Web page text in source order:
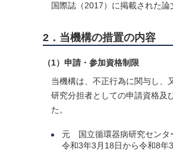
国際誌（2017）に掲載された
2．当機構の措置の内容
（1）申請・参加資格制限
当機構は、不正行為に関与し、
研究分担者としての申請資格及
た。
元 国立循環器病研究セン
令和3年3月18日から令和8年